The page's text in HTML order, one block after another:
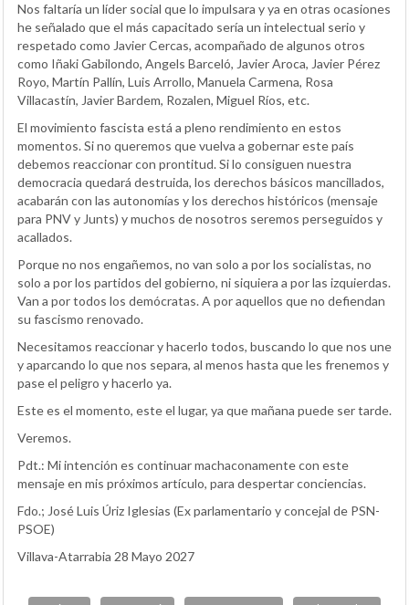
Nos faltaría un líder social que lo impulsara y ya en otras ocasiones
he señalado que el más capacitado sería un intelectual serio y
respetado como Javier Cercas, acompañado de algunos otros
como Iñaki Gabilondo, Angels Barceló, Javier Aroca, Javier Pérez
Royo, Martín Pallín, Luis Arrollo, Manuela Carmena, Rosa
Villacastín, Javier Bardem, Rozalen, Miguel Ríos, etc.
El movimiento fascista está a pleno rendimiento en estos
momentos. Si no queremos que vuelva a gobernar este país
debemos reaccionar con prontitud. Si lo consiguen nuestra
democracia quedará destruida, los derechos básicos mancillados,
acabarán con las autonomías y los derechos históricos (mensaje
para PNV y Junts) y muchos de nosotros seremos perseguidos y
acallados.
Porque no nos engañemos, no van solo a por los socialistas, no
solo a por los partidos del gobierno, ni siquiera a por las izquierdas.
Van a por todos los demócratas. A por aquellos que no defiendan
su fascismo renovado.
Necesitamos reaccionar y hacerlo todos, buscando lo que nos une
y aparcando lo que nos separa, al menos hasta que les frenemos y
pase el peligro y hacerlo ya.
Este es el momento, este el lugar, ya que mañana puede ser tarde.
Veremos.
Pdt.: Mi intención es continuar machaconamente con este
mensaje en mis próximos artículo, para despertar conciencias.
Fdo.; José Luis Úriz Iglesias (Ex parlamentario y concejal de PSN-
PSOE)
Villava-Atarrabia 28 Mayo 2027